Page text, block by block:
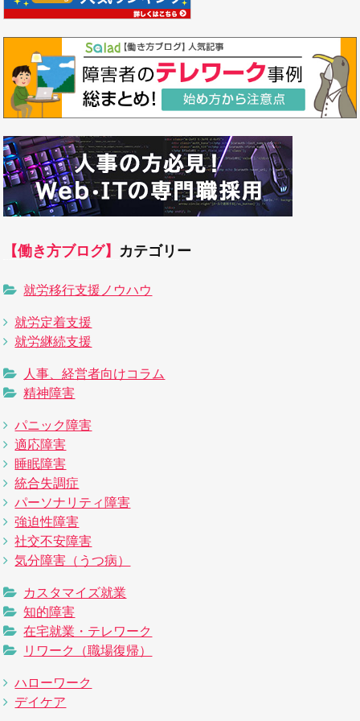
【働き方ブログ】 カテゴリー
就労移行支援ノウハウ
就労定着支援
就労継続支援
人事、経営者向けコラム
精神障害
パニック障害
適応障害
睡眠障害
統合失調症
パーソナリティ障害
強迫性障害
社交不安障害
気分障害（うつ病）
カスタマイズ就業
知的障害
在宅就業・テレワーク
リワーク（職場復帰）
ハローワーク
デイケア